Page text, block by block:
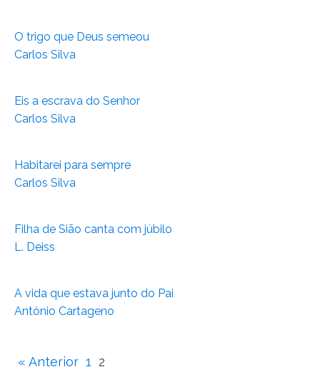
O trigo que Deus semeou
Carlos Silva
Eis a escrava do Senhor
Carlos Silva
Habitarei para sempre
Carlos Silva
Filha de Sião canta com júbilo
L. Deiss
A vida que estava junto do Pai
António Cartageno
« Anterior 1 2